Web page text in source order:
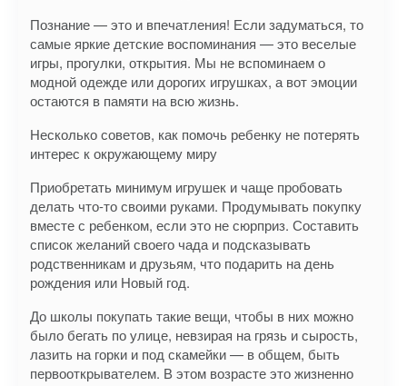
Познание — это и впечатления! Если задуматься, то
самые яркие детские воспоминания — это веселые
игры, прогулки, открытия. Мы не вспоминаем о
модной одежде или дорогих игрушках, а вот эмоции
остаются в памяти на всю жизнь.
Несколько советов, как помочь ребенку не потерять
интерес к окружающему миру
Приобретать минимум игрушек и чаще пробовать
делать что-то своими руками. Продумывать покупку
вместе с ребенком, если это не сюрприз. Составить
список желаний своего чада и подсказывать
родственникам и друзьям, что подарить на день
рождения или Новый год.
До школы покупать такие вещи, чтобы в них можно
было бегать по улице, невзирая на грязь и сырость,
лазить на горки и под скамейки — в общем, быть
первооткрывателем. В этом возрасте это жизненно